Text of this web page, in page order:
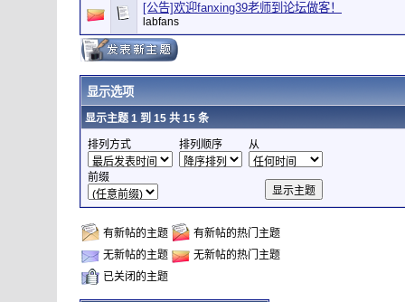
[公告]欢迎fanxing39老师到论坛做客！
labfans
显示选项
显示主题 1 到 15 共 15 条
排列方式 排列顺序 从
前缀
有新帖的主题
有新帖的热门主题
无新帖的主题
无新帖的热门主题
已关闭的主题